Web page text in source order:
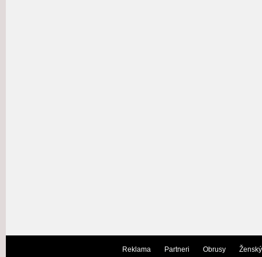
Reklama Partneri Obrusy